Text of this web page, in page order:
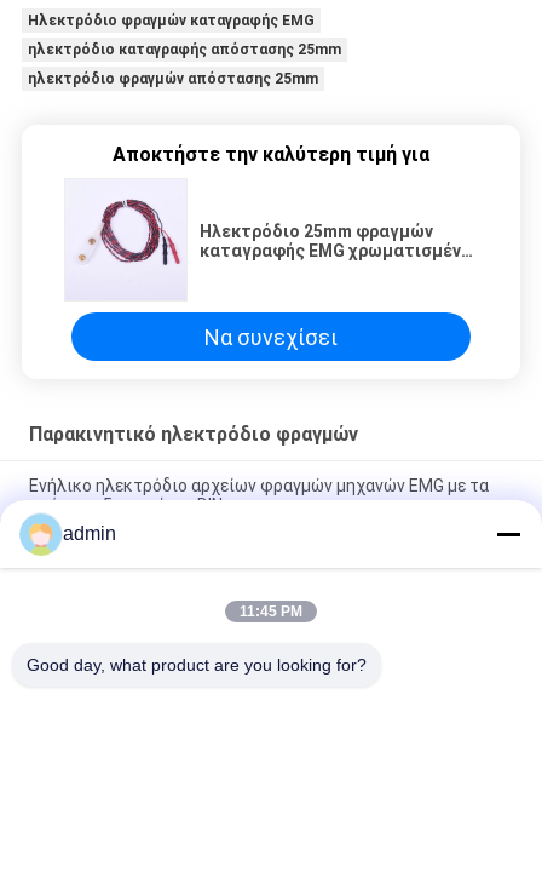
Ηλεκτρόδιο φραγμών καταγραφής EMG
ηλεκτρόδιο καταγραφής απόστασης 25mm
ηλεκτρόδιο φραγμών απόστασης 25mm
Αποκτήστε την καλύτερη τιμή για
Ηλεκτρόδιο 25mm φραγμών
καταγραφής EMG χρωματισμένο
Να συνεχίσει
Παρακινητικό ηλεκτρόδιο φραγμών
Ενήλικο ηλεκτρόδιο αρχείων φραγμών μηχανών EMG με τα
πρότυπα 5 καρφίτσα DIN
Ενήλικο ηλεκτρόδιο αρχείων φραγμών χρήσης EMG με δύο
συνδετήρες ασφάλειας
Ηλεκτρόδια φραγμών καταγραφής για το παιδί με την
admin
11:45 PM
Good day, what product are you looking for?